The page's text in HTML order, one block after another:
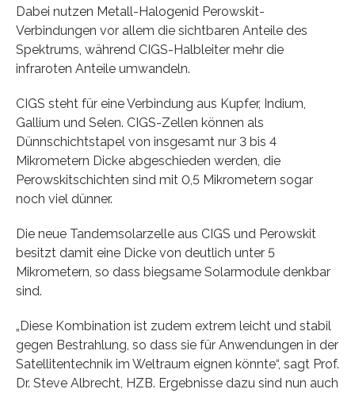
Dabei nutzen Metall-Halogenid Perowskit-
Verbindungen vor allem die sichtbaren Anteile des
Spektrums, während CIGS-Halbleiter mehr die
infraroten Anteile umwandeln.
CIGS steht für eine Verbindung aus Kupfer, Indium,
Gallium und Selen. CIGS-Zellen können als
Dünnschichtstapel von insgesamt nur 3 bis 4
Mikrometern Dicke abgeschieden werden, die
Perowskitschichten sind mit 0,5 Mikrometern sogar
noch viel dünner.
Die neue Tandemsolarzelle aus CIGS und Perowskit
besitzt damit eine Dicke von deutlich unter 5
Mikrometern, so dass biegsame Solarmodule denkbar
sind.
„Diese Kombination ist zudem extrem leicht und stabil
gegen Bestrahlung, so dass sie für Anwendungen in der
Satellitentechnik im Weltraum eignen könnte“, sagt Prof.
Dr. Steve Albrecht, HZB. Ergebnisse dazu sind nun auch